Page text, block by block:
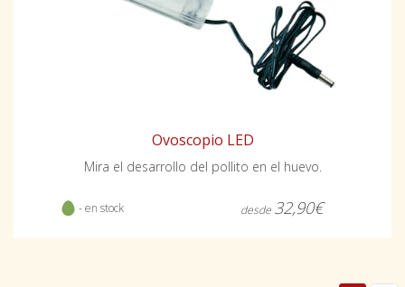
Ovoscopio LED
Mira el desarrollo del pollito en el huevo.
- en stock desde 32,90€